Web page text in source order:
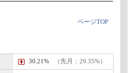
ページTOP
30.21% （先月：29.35%）